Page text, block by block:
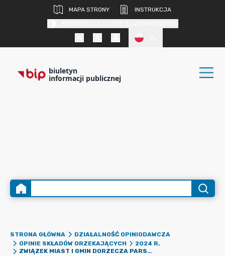
MAPA STRONY
INSTRUKCJA
biuletyn
informacji publicznej
STRONA GŁÓWNA
DZIAŁALNOŚĆ OPINIODAWCZA
OPINIE SKŁADÓW ORZEKAJĄCYCH
2024 R.
ZWIĄZEK MIAST I GMIN DORZECZA PARSĘTY